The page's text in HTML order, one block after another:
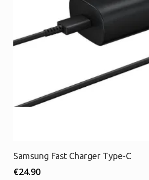
Προσθήκη στο καλάθι
Samsung Fast Charger Type-C
€24.90